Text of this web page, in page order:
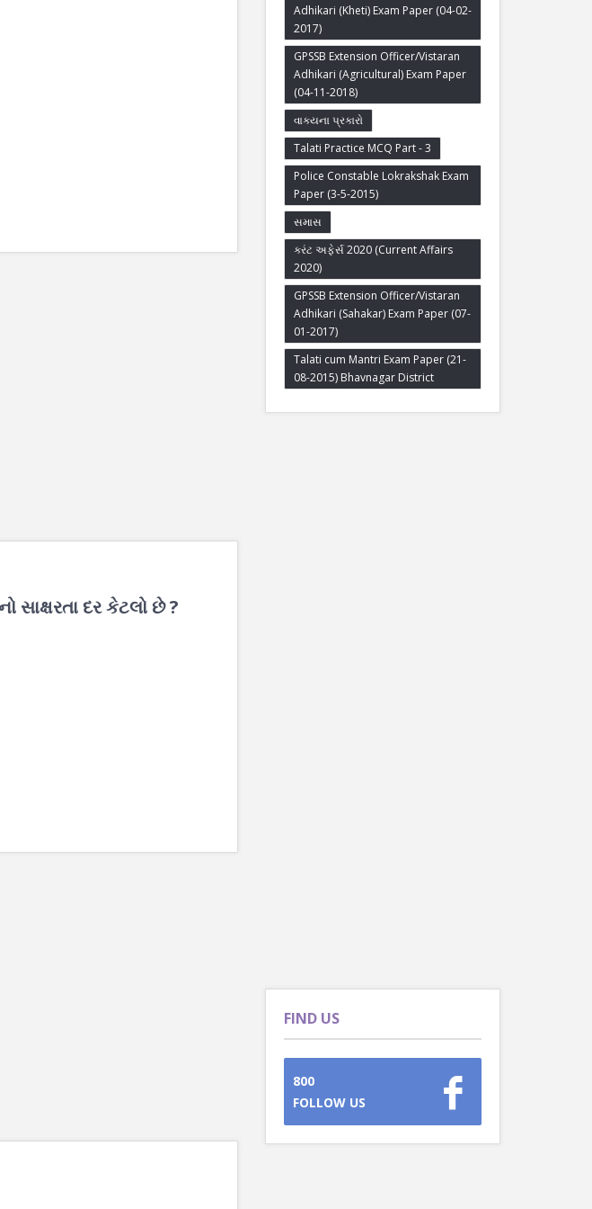
સાક્ષરતા દર કેટલો છે ?
Adhikari (Kheti) Exam Paper (04-02-
2017)
GPSSB Extension Officer/Vistaran
Adhikari (Agricultural) Exam Paper
(04-11-2018)
વાક્યના પ્રકારો
Talati Practice MCQ Part - 3
Police Constable Lokrakshak Exam
Paper (3-5-2015)
સમાસ
કરંટ અફેર્સ 2020 (Current Affairs
2020)
GPSSB Extension Officer/Vistaran
Adhikari (Sahakar) Exam Paper (07-
01-2017)
Talati cum Mantri Exam Paper (21-
08-2015) Bhavnagar District
FIND US
800
FOLLOW US